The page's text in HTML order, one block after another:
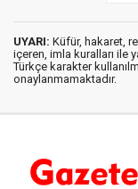
UYARI: Küfür, hakaret,
içeren, imla kuralları ile
Türkçe karakter
onaylanmamaktadır.